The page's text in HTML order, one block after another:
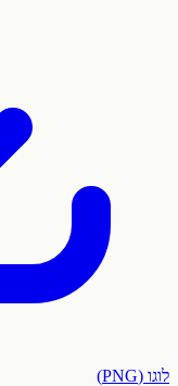
לוגו (PNG)